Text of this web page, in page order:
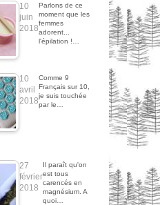
10
juin
2018
Parlons de ce
moment que les
femmes
adorent...
l'épilation !…
10
avril
2018
Comme 9
Français sur 10,
je suis touchée
par le…
27
février
2018
Il paraît qu'on
est tous
carencés en
magnésium. A
quoi…